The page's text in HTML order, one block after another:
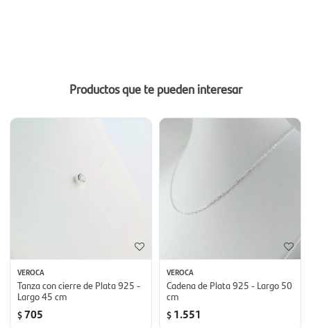
Productos que te pueden interesar
VEROCA
Tanza con cierre de Plata 925 -
Largo 45 cm
$705
VEROCA
Cadena de Plata 925 - Largo 50
cm
$ 1.551